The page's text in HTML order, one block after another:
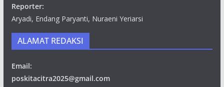
Reporter:
Aryadi, Endang Paryanti, Nuraeni Yeriarsi
ALAMAT REDAKSI
Email:
poskitacitra2025@gmail.com